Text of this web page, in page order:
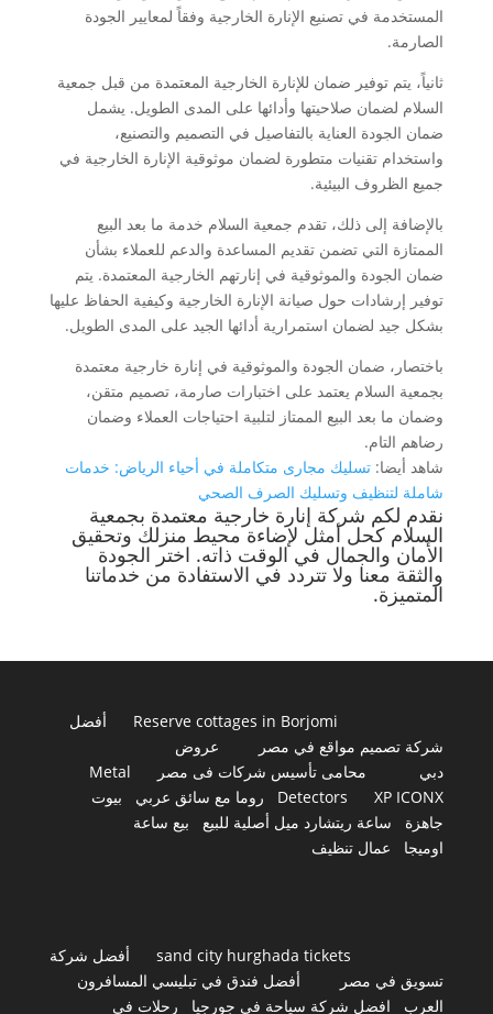
المستخدمة في تصنيع الإنارة الخارجية وفقاً لمعايير الجودة
الصارمة.
ثانياً، يتم توفير ضمان للإنارة الخارجية المعتمدة من قبل جمعية
السلام لضمان صلاحيتها وأدائها على المدى الطويل. يشمل
ضمان الجودة العناية بالتفاصيل في التصميم والتصنيع،
واستخدام تقنيات متطورة لضمان موثوقية الإنارة الخارجية في
جميع الظروف البيئية.
بالإضافة إلى ذلك، تقدم جمعية السلام خدمة ما بعد البيع
الممتازة التي تضمن تقديم المساعدة والدعم للعملاء بشأن
ضمان الجودة والموثوقية في إنارتهم الخارجية المعتمدة. يتم
توفير إرشادات حول صيانة الإنارة الخارجية وكيفية الحفاظ عليها
بشكل جيد لضمان استمرارية أدائها الجيد على المدى الطويل.
باختصار، ضمان الجودة والموثوقية في إنارة خارجية معتمدة
بجمعية السلام يعتمد على اختبارات صارمة، تصميم متقن،
وضمان ما بعد البيع الممتاز لتلبية احتياجات العملاء وضمان
رضاهم التام.
شاهد أيضا: تسليك مجارى متكاملة في أحياء الرياض: خدمات
شاملة لتنظيف وتسليك الصرف الصحي
نقدم لكم شركة إنارة خارجية معتمدة بجمعية
السلام كحل أمثل لإضاءة محيط منزلك وتحقيق
الأمان والجمال في الوقت ذاته. اختر الجودة
والثقة معنا ولا تتردد في الاستفادة من خدماتنا
المتميزة.
Reserve cottages in Borjomi
أفضل
شركة تصميم مواقع في مصر
عروض
دبي
محامى تأسيس شركات فى مصر
Metal
Detectors
XP ICONX روما مع سائق عربي
بيوت
جاهزة
ساعة ريتشارد ميل أصلية للبيع
بيع ساعة
اوميجا
عمال تنظيف
sand city hurghada tickets
أفضل شركة
تسويق في مصر
أفضل فندق في تبليسي المسافرون
العرب
افضل شركة سياحة في جورجيا رحلات في